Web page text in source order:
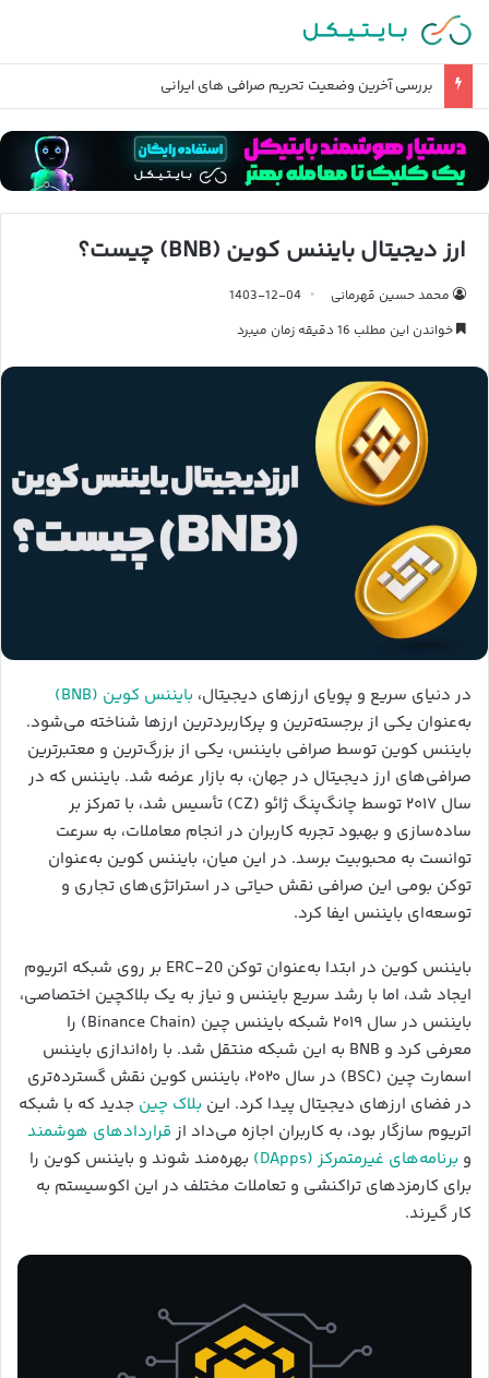
آیا رشد بورس ایران نزدیک است؟ + معرفی جذاب ترین سهم ها
ارز دیجیتال بایننس کوین (BNB) چیست؟
محمد حسین قهرمانی
1403-12-04
خواندن این مطلب 16 دقیقه زمان میبرد
در دنیای سریع و پویای ارزهای دیجیتال، بایننس کوین (BNB)
به‌عنوان یکی از برجسته‌ترین و پرکاربردترین ارزها شناخته می‌شود.
بایننس کوین توسط صرافی بایننس، یکی از بزرگ‌ترین و معتبرترین
صرافی‌های ارز دیجیتال در جهان، به بازار عرضه شد. بایننس که در
سال ۲۰۱۷ توسط چانگ‌پنگ ژائو (CZ) تأسیس شد، با تمرکز بر
ساده‌سازی و بهبود تجربه کاربران در انجام معاملات، به سرعت
توانست به محبوبیت برسد. در این میان، بایننس کوین به‌عنوان
توکن بومی این صرافی نقش حیاتی در استراتژی‌های تجاری و
توسعه‌ای بایننس ایفا کرد.
بایننس کوین در ابتدا به‌عنوان توکن ERC-20 بر روی شبکه اتریوم
ایجاد شد، اما با رشد سریع بایننس و نیاز به یک بلاکچین اختصاصی،
بایننس در سال ۲۰۱۹ شبکه بایننس چین (Binance Chain) را
معرفی کرد و BNB به این شبکه منتقل شد. با راه‌اندازی بایننس
اسمارت چین (BSC) در سال ۲۰۲۰، بایننس کوین نقش گسترده‌تری
در فضای ارزهای دیجیتال پیدا کرد. این بلاک چین جدید که با شبکه
اتریوم سازگار بود، به کاربران اجازه می‌داد از قراردادهای هوشمند
و برنامه‌های غیرمتمرکز (DApps)
بهره‌مند شوند و بایننس کوین را
برای کارمزدهای تراکنشی و تعاملات مختلف در این اکوسیستم به
کار گیرند.